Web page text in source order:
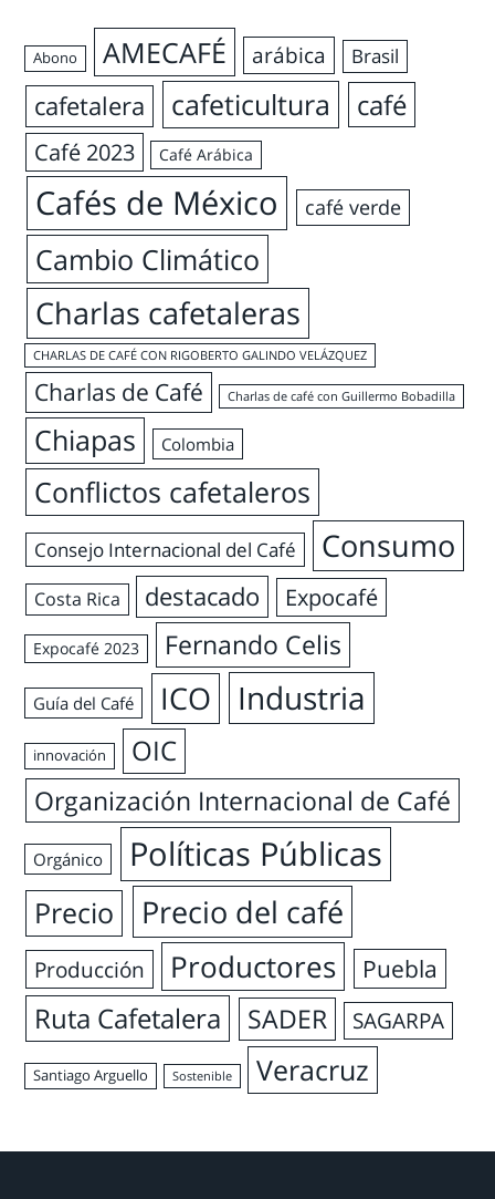
Abono AMECAFÉ arábica Brasil
cafetalera cafeticultura café
Café 2023 Café Arábica
Cafés de México café verde
Cambio Climático
Charlas cafetaleras
CHARLAS DE CAFÉ CON RIGOBERTO GALINDO VELÁZQUEZ
Charlas de Café Charlas de café con Guillermo Bobadilla
Chiapas Colombia
Conflictos cafetaleros
Consejo Internacional del Café Consumo
Costa Rica destacado Expocafé
Expocafé 2023 Fernando Celis
Guía del Café ICO Industria
innovación
OIC
Organización Internacional de Café
Orgánico Políticas Públicas
Precio Precio del café
Producción Productores Puebla
Ruta Cafetalera SADER SAGARPA
Santiago Arguello Sostenible Veracruz